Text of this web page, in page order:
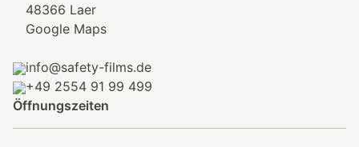
48366 Laer
Google Maps
info@safety-films.de
+49 2554 91 99 499
Öffnungszeiten